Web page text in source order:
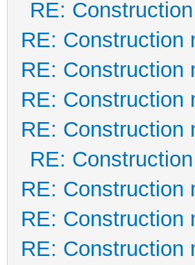
RE:
RE: Construction
RE: Construction
RE: Construction
RE: Construction
RE:
RE: Construction
RE: Construction
RE: Construction